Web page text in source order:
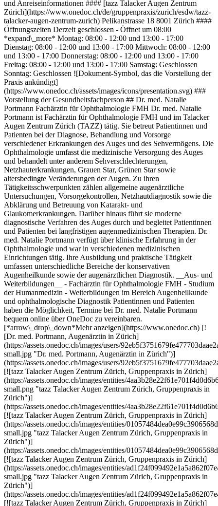
und Anreiseinformationen #### [tazz Talacker Augen Zentrum
Zürich](https://www.onedoc.ch/de/gruppenpraxis/zurich/esdw/tazz-
talacker-augen-zentrum-zurich) Pelikanstrasse 18 8001 Zürich ####
Öffnungszeiten Derzeit geschlossen - Öffnet um 08:00
*expand\_more* Montag: 08:00 - 12:00 und 13:00 - 17:00
Dienstag: 08:00 - 12:00 und 13:00 - 17:00 Mittwoch: 08:00 - 12:00
und 13:00 - 17:00 Donnerstag: 08:00 - 12:00 und 13:00 - 17:00
Freitag: 08:00 - 12:00 und 13:00 - 17:00 Samstag: Geschlossen
Sonntag: Geschlossen ![Dokument-Symbol, das die Vorstellung der
Praxis ankündigt]
(https://www.onedoc.ch/assets/images/icons/presentation.svg) ###
Vorstellung der Gesundheitsfachperson ## Dr. med. Natalie
Portmann Fachärztin für Ophthalmologie FMH Dr. med. Natalie
Portmann ist Fachärztin für Ophthalmologie FMH und im Talacker
Augen Zentrum Zürich (TAZZ) tätig. Sie betreut Patientinnen und
Patienten bei der Diagnose, Behandlung und Vorsorge
verschiedener Erkrankungen des Auges und des Sehvermögens. Die
Ophthalmologie umfasst die medizinische Versorgung des Auges
und behandelt unter anderem Sehverschlechterungen,
Netzhauterkrankungen, Grauen Star, Grünen Star sowie
altersbedingte Veränderungen der Augen. Zu ihren
Tätigkeitsschwerpunkten zählen allgemeine augenärztliche
Untersuchungen, Vorsorgekontrollen, Netzhautdiagnostik sowie die
Abklärung und Betreuung von Katarakt- und
Glaukomerkrankungen. Darüber hinaus führt sie moderne
diagnostische Verfahren des Auges durch und begleitet Patientinnen
und Patienten bei langfristigen augenmedizinischen Therapien. Dr.
med. Natalie Portmann verfügt über klinische Erfahrung in der
Ophthalmologie und war in verschiedenen medizinischen
Einrichtungen tätig. Ihre Ausbildung und praktische Tätigkeit
umfassen unterschiedliche Bereiche der konservativen
Augenheilkunde sowie der augenärztlichen Diagnostik. __Aus- und
Weiterbildungen__ - Fachärztin für Ophthalmologie FMH - Studium
der Humanmedizin - Weiterbildungen im Bereich Augenheilkunde
und ophthalmologische Diagnostik Patientinnen und Patienten
haben die Möglichkeit, Termine bei Dr. med. Natalie Portmann
bequem online über OneDoc zu vereinbaren.
[*arrow\_drop\_down*Mehr anzeigen](https://www.onedoc.ch) [!
[Dr. med. Portmann, Augenärztin in Zürich]
(https://assets.onedoc.ch/images/users/
small.jpg "Dr. med. Portmann, Augenärztin in Zürich")]
(https://assets.onedoc.ch/images/users/
[![tazz Talacker Augen Zentrum Zürich, Gruppenpraxis in Zürich]
(https://assets.onedoc.ch/images/entities/
small.png "tazz Talacker Augen Zentrum Zürich, Gruppenpraxis in
Zürich")]
(https://assets.onedoc.ch/images/entities/
[![tazz Talacker Augen Zentrum Zürich, Gruppenpraxis in Zürich]
(https://assets.onedoc.ch/images/entities/
small.jpg "tazz Talacker Augen Zentrum Zürich, Gruppenpraxis in
Zürich")]
(https://assets.onedoc.ch/images/entities/
[![tazz Talacker Augen Zentrum Zürich, Gruppenpraxis in Zürich]
(https://assets.onedoc.ch/images/entities/
small.jpg "tazz Talacker Augen Zentrum Zürich, Gruppenpraxis in
Zürich")]
(https://assets.onedoc.ch/images/entities/
[![tazz Talacker Augen Zentrum Zürich, Gruppenpraxis in Zürich]